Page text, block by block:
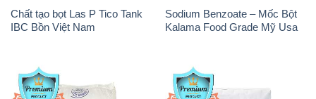
Chất tạo bọt Las P Tico Tank
IBC Bồn Việt Nam
Sodium Benzoate – Mốc Bột
Kalama Food Grade Mỹ Usa